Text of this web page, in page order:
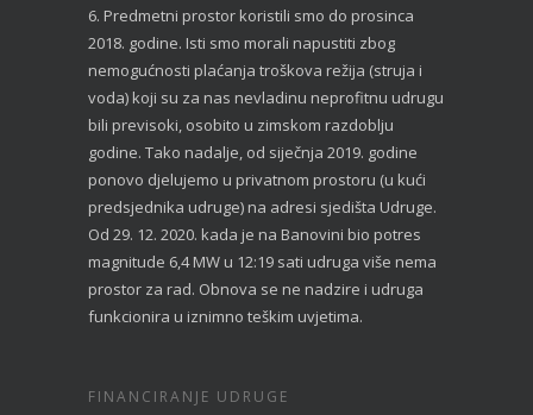
6. Predmetni prostor koristili smo do prosinca
2018. godine. Isti smo morali napustiti zbog
nemogućnosti plaćanja troškova režija (struja i
voda) koji su za nas nevladinu neprofitnu udrugu
bili previsoki, osobito u zimskom razdoblju
godine. Tako nadalje, od siječnja 2019. godine
ponovo djelujemo u privatnom prostoru (u kući
predsjednika udruge) na adresi sjedišta Udruge.
Od 29. 12. 2020. kada je na Banovini bio potres
magnitude 6,4 MW u 12:19 sati udruga više nema
prostor za rad. Obnova se ne nadzire i udruga
funkcionira u iznimno teškim uvjetima.
FINANCIRANJE UDRUGE